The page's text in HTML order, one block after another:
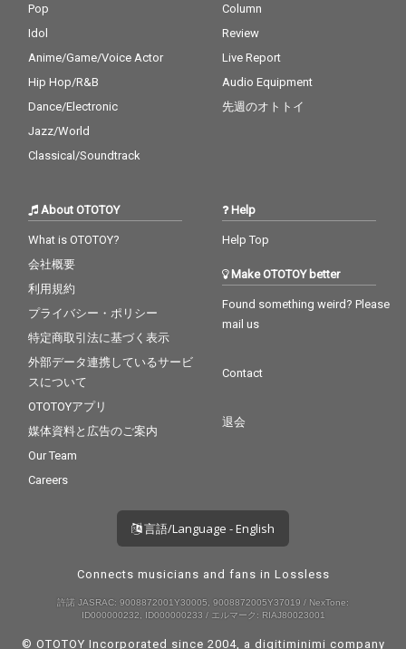
Pop
Idol
Anime/Game/Voice Actor
Hip Hop/R&B
Dance/Electronic
Jazz/World
Classical/Soundtrack
Column
Review
Live Report
Audio Equipment
先週のオトトイ
About OTOTOY
What is OTOTOY?
会社概要
利用規約
プライバシー・ポリシー
特定商取引法に基づく表示
外部データ連携しているサービ
スについて
OTOTOYアプリ
媒体資料と広告のご案内
Our Team
Careers
Help
Help Top
Make OTOTOY better
Found something weird? Please
mail us
Contact
退会
言語/Language - English
Connects musicians and fans in Lossless
許諾 JASRAC: 9008872001Y30005, 9008872005Y37019 / NexTone:
ID000000232, ID000000233 / エルマーク: RIAJ80023001
© OTOTOY Incorporated since 2004, a digitiminimi company